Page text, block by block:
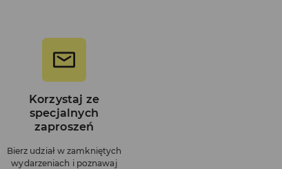
Korzystaj ze
specjalnych
zaproszeń
Bierz udział w zamkniętych
wydarzeniach i poznawaj